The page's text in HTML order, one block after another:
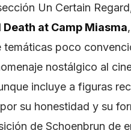
Un Certain
Death at Camp Miasma
poco
nostálgico al
incluye a figuras
su honestidad y su
de Schoenbrun de